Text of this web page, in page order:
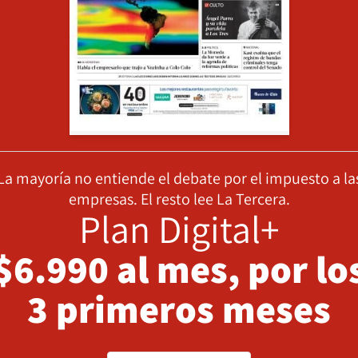
mayoría no entiende el debate por el impuesto a
empresas. El resto lee La Tercera.
Plan Digital+
al mes, por
3 primeros meses